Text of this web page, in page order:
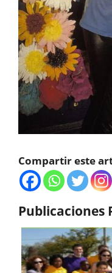
Compartir este
Publicaciones